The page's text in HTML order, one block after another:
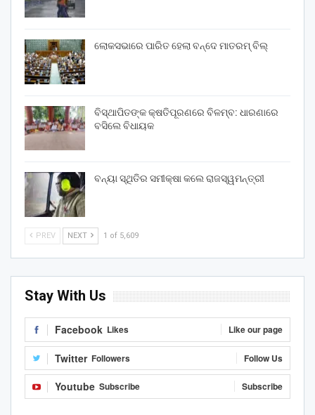
ଲୋକସଭାରେ ପାରିତ ହେଲା ବନ୍ଦେ ମାତରମ୍‌ ବିଲ୍‌
ବିସ୍ଥାପିତଙ୍କ କ୍ଷତିପୂରଣରେ ବିଳମ୍ବ: ଧାରଣାରେ
ବସିଲେ ବିଧାୟକ
ବନ୍ୟା ସ୍ଥିତିର ସମୀକ୍ଷା କଲେ ରାଜସ୍ୱମନ୍ତ୍ରୀ
PREV NEXT 1 of 5,609
Stay With Us
Facebook Likes Like our page
Twitter Followers Follow Us
Youtube Subscribe Subscribe